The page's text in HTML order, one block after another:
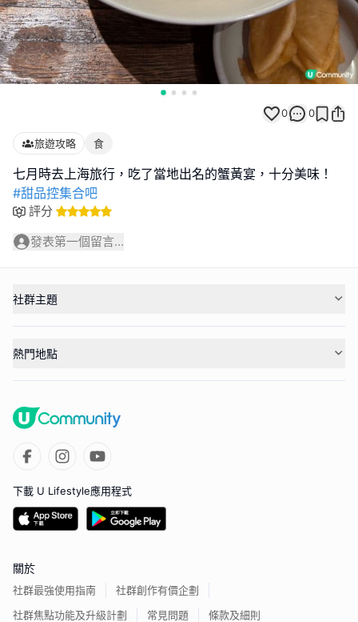
0 0
旅遊攻略 食
#甜品控集合吧
評分
發表第一個留言...
社群主題
熱門地點
下載 U Lifestyle應用程式
關於
社群最強使用指南
社群創作有價企劃
社群焦點功能及升級計劃
常見問題 條款及細則